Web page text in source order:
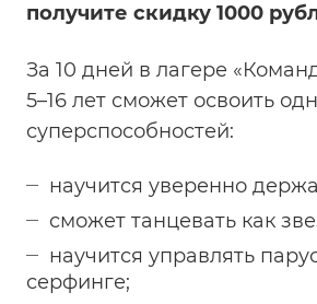
получите скидку 1000
За 10 дней в лагере
5–16 лет сможет освоить
суперспособностей:
научится уверенно
сможет танцевать как
научится управлять
серфинге;